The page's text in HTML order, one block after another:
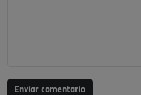
Enviar comentario